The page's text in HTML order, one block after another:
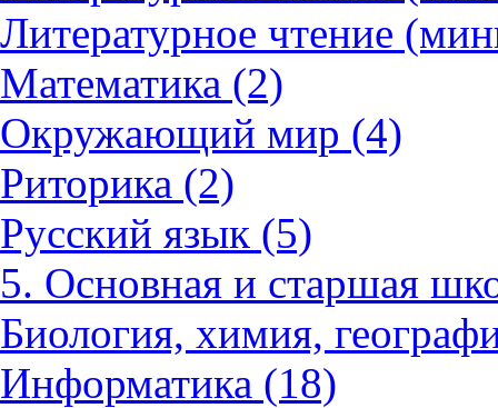
Литературное чтение
Математика (2)
Окружающий мир (4)
Риторика (2)
Русский язык (5)
5. Основная и старшая
Биология, химия,
Информатика (18)